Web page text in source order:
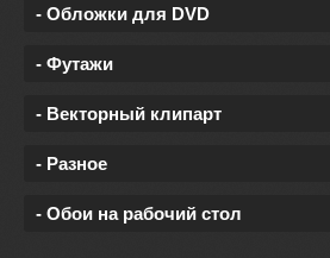
- Обложки для DVD
- Футажи
- Векторный клипарт
- Разное
- Обои на рабочий стол